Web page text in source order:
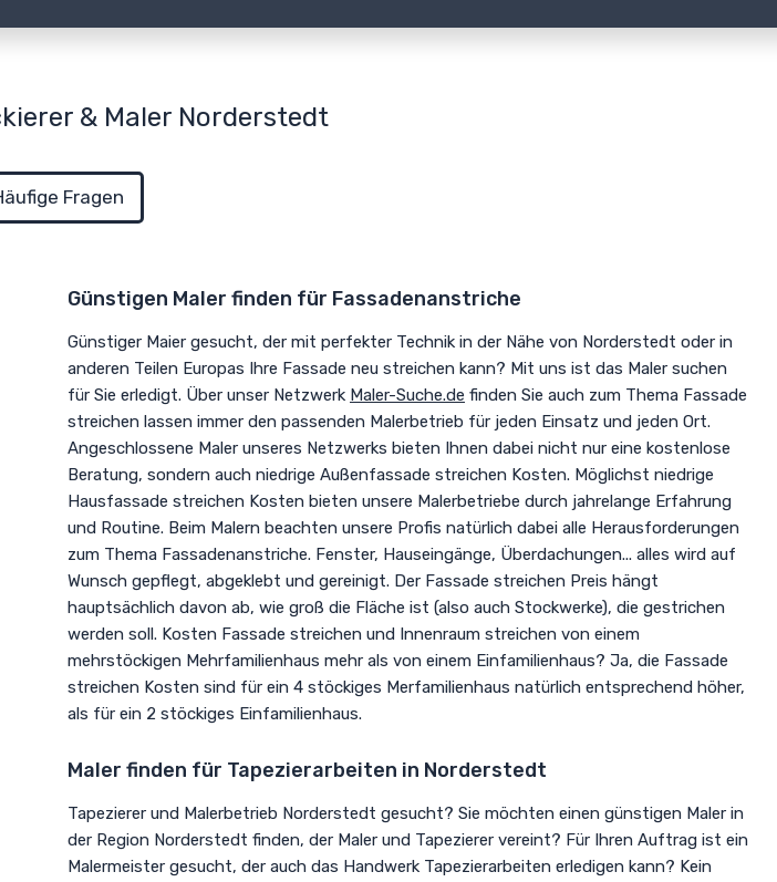
& Maler Norderstedt
Fragen
Günstigen Maler finden für Fassadenanstriche
Günstiger Maier gesucht, der mit perfekter Technik in der Nähe von Norderstedt oder in
anderen Teilen Europas Ihre Fassade neu streichen kann? Mit uns ist das Maler suchen
für Sie erledigt. Über unser Netzwerk Maler-Suche.de finden Sie auch zum Thema Fassade
streichen lassen immer den passenden Malerbetrieb für jeden Einsatz und jeden Ort.
Angeschlossene Maler unseres Netzwerks bieten Ihnen dabei nicht nur eine kostenlose
Beratung, sondern auch niedrige Außenfassade streichen Kosten. Möglichst niedrige
Hausfassade streichen Kosten bieten unsere Malerbetriebe durch jahrelange Erfahrung
und Routine. Beim Malern beachten unsere Profis natürlich dabei alle Herausforderungen
zum Thema Fassadenanstriche. Fenster, Hauseingänge, Überdachungen... alles wird auf
Wunsch gepflegt, abgeklebt und gereinigt. Der Fassade streichen Preis hängt
hauptsächlich davon ab, wie groß die Fläche ist (also auch Stockwerke), die gestrichen
werden soll. Kosten Fassade streichen und Innenraum streichen von einem
mehrstöckigen Mehrfamilienhaus mehr als von einem Einfamilienhaus? Ja, die Fassade
streichen Kosten sind für ein 4 stöckiges Merfamilienhaus natürlich entsprechend höher,
als für ein 2 stöckiges Einfamilienhaus.
Maler finden für Tapezierarbeiten in Norderstedt
Tapezierer und Malerbetrieb Norderstedt gesucht? Sie möchten einen günstigen Maler in
der Region Norderstedt finden, der Maler und Tapezierer vereint? Für Ihren Auftrag ist ein
Malermeister gesucht, der auch das Handwerk Tapezierarbeiten erledigen kann? Kein